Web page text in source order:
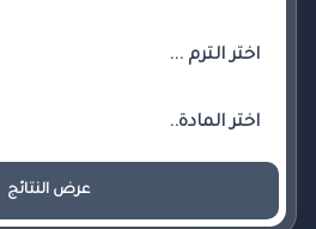
عرض النتائج